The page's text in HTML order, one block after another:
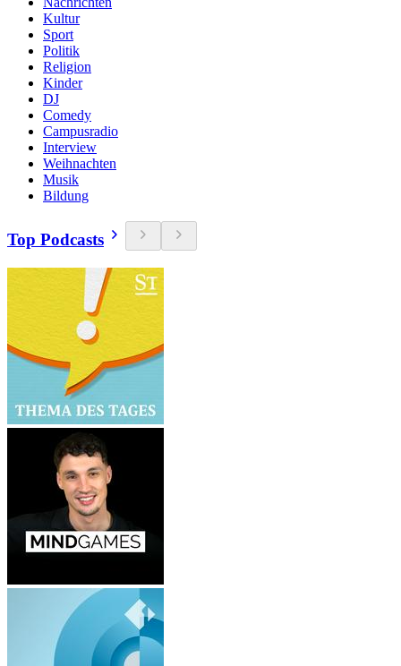
Kultur
Sport
Politik
Religion
Kinder
DJ
Comedy
Campusradio
Interview
Weihnachten
Musik
Bildung
Top Podcasts